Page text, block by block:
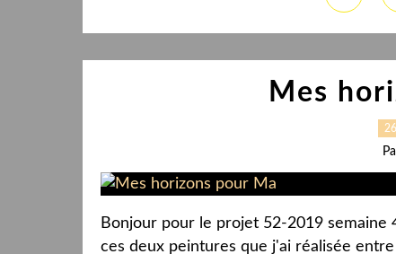
Mes
Bonjour pour le projet 52-2019 semaine
ces deux peintures que j'ai réalisée